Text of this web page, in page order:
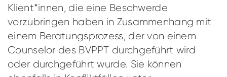
Klient*innen, die eine Beschwerde
vorzubringen haben in Zusammenhang mit
einem Beratungsprozess, der von einem
Counselor des BVPPT durchgeführt wird
oder durchgeführt wurde. Sie können